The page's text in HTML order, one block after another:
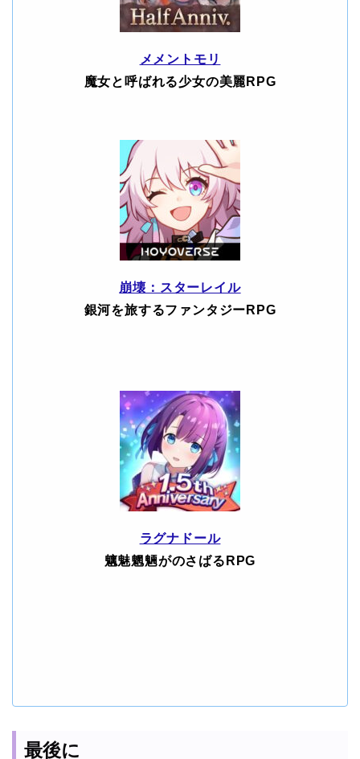
メメントモリ
魔女と呼ばれる少女の美麗RPG
崩壊：スターレイル
銀河を旅するファンタジーRPG
ラグナドール
魑魅魍魎がのさばるRPG
最後に